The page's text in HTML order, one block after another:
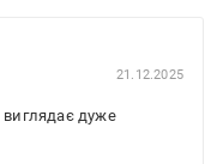
21.12.2025
виглядає дуже